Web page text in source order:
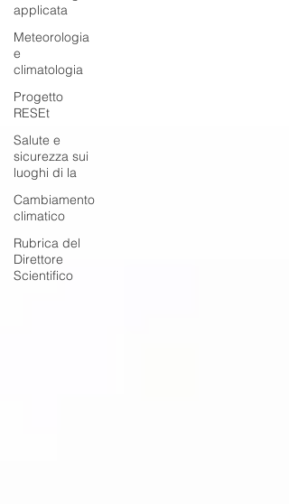
applicata
Meteorologia
e
climatologia
Progetto
RESEt
Salute e
sicurezza sui
luoghi di la
Cambiamento
climatico
Rubrica del
Direttore
Scientifico